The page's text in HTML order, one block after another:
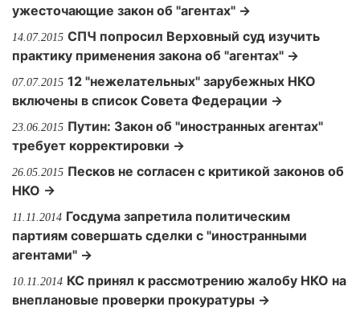
ужесточающие закон об "агентах" →
14.07.2015 СПЧ попросил Верховный суд изучить
практику применения закона об "агентах" →
07.07.2015 12 "нежелательных" зарубежных НКО
включены в список Совета Федерации →
23.06.2015 Путин: Закон об "иностранных агентах"
требует корректировки →
26.05.2015 Песков не согласен с критикой законов об
НКО →
11.11.2014 Госдума запретила политическим
партиям совершать сделки с "иностранными
агентами" →
10.11.2014 КС принял к рассмотрению жалобу НКО на
внеплановые проверки прокуратуры →